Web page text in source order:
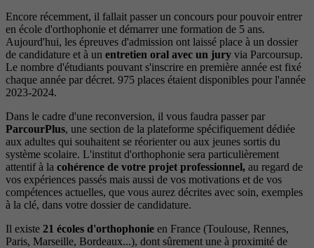
Encore récemment, il fallait passer un concours pour pouvoir entrer
en école d'orthophonie et démarrer une formation de 5 ans.
Aujourd'hui, les épreuves d'admission ont laissé place à un dossier
de candidature et à un entretien oral avec un jury via Parcoursup.
Le nombre d'étudiants pouvant s'inscrire en première année est fixé
chaque année par décret. 975 places étaient disponibles pour l'année
2023-2024.
Dans le cadre d'une reconversion, il vous faudra passer par
ParcourPlus, une section de la plateforme spécifiquement dédiée
aux adultes qui souhaitent se réorienter ou aux jeunes sortis du
système scolaire. L'institut d'orthophonie sera particulièrement
attentif à la cohérence de votre projet professionnel, au regard de
vos expériences passés mais aussi de vos motivations et de vos
compétences actuelles, que vous aurez décrites avec soin, exemples
à la clé, dans votre dossier de candidature.
Il existe 21 écoles d'orthophonie en France (Toulouse, Rennes,
Paris, Marseille, Bordeaux...), dont sûrement une à proximité de